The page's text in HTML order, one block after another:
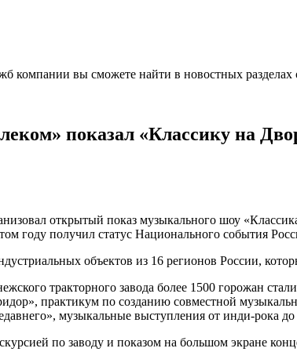
компании вы сможете найти в новостных разделах
показал «Классику на
открытый показ музыкального шоу
году получил статус Национального события
объектов из 16 регионов России,
тракторного завода более 1500 горожан
практикум по созданию совместной
музыкальные выступления от инди-рока до
по заводу и показом на большом экране